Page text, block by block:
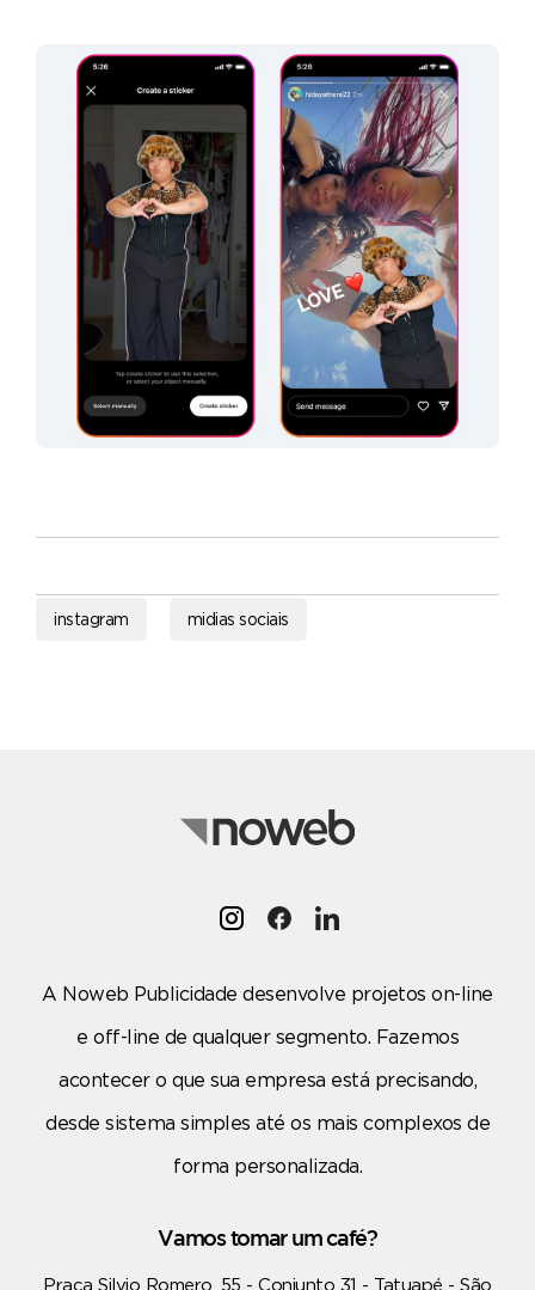
instagram midias sociais
A Noweb Publicidade desenvolve projetos on-line
e off-line de qualquer segmento. Fazemos
acontecer o que sua empresa está precisando,
desde sistema simples até os mais complexos de
forma personalizada.
Vamos tomar um café?
Praça Silvio Romero, 55 - Conjunto 31 - Tatuapé - São